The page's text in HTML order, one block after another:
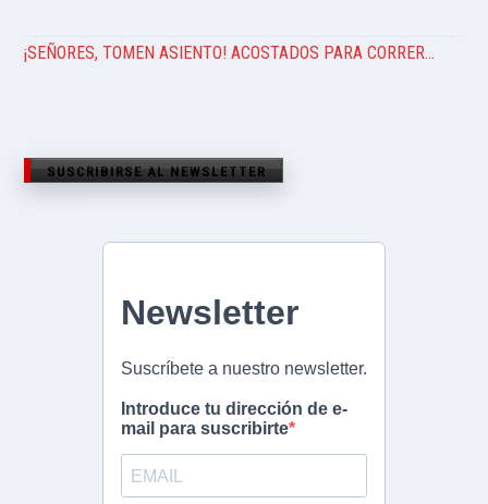
¡SEÑORES, TOMEN ASIENTO! ACOSTADOS PARA CORRER…
SUSCRIBIRSE AL NEWSLETTER